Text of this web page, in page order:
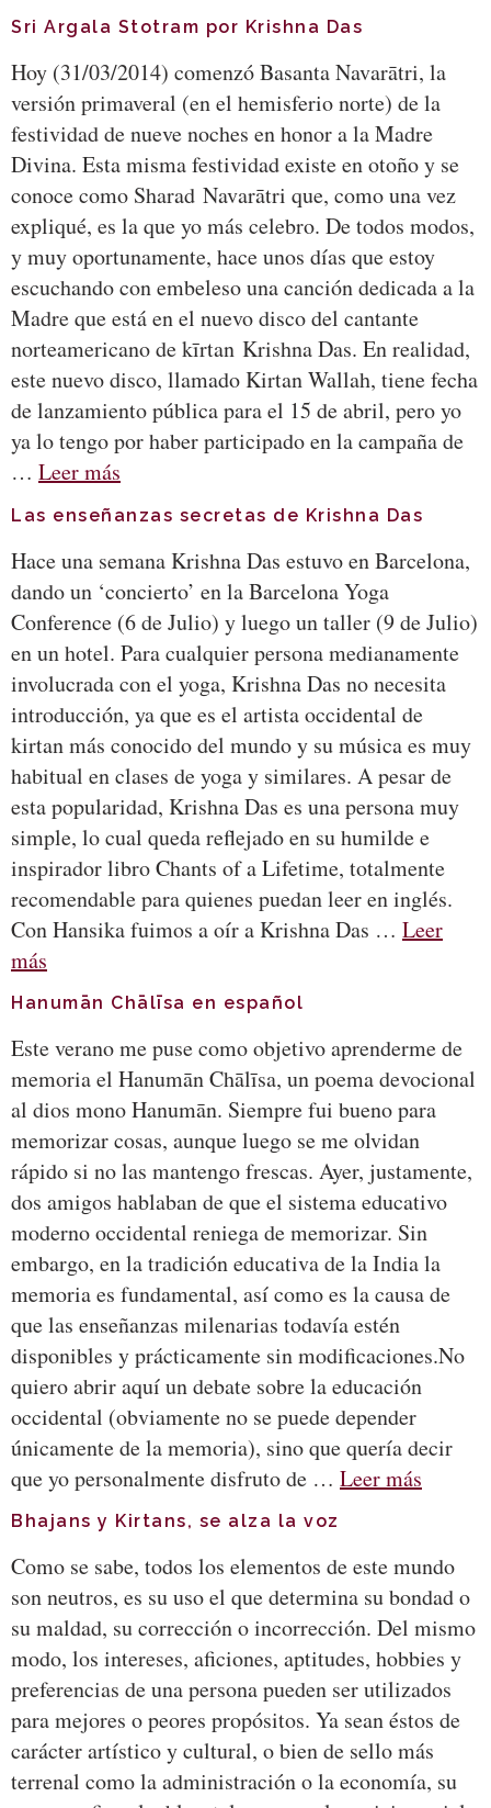
Sri Argala Stotram por Krishna Das
Hoy (31/03/2014) comenzó Basanta Navarātri, la
versión primaveral (en el hemisferio norte) de la
festividad de nueve noches en honor a la Madre
Divina. Esta misma festividad existe en otoño y se
conoce como Sharad Navarātri que, como una vez
expliqué, es la que yo más celebro. De todos modos,
y muy oportunamente, hace unos días que estoy
escuchando con embeleso una canción dedicada a la
Madre que está en el nuevo disco del cantante
norteamericano de kīrtan Krishna Das. En realidad,
este nuevo disco, llamado Kirtan Wallah, tiene fecha
de lanzamiento pública para el 15 de abril, pero yo
ya lo tengo por haber participado en la campaña de
… Leer más
Las enseñanzas secretas de Krishna Das
Hace una semana Krishna Das estuvo en Barcelona,
dando un ‘concierto’ en la Barcelona Yoga
Conference (6 de Julio) y luego un taller (9 de Julio)
en un hotel. Para cualquier persona medianamente
involucrada con el yoga, Krishna Das no necesita
introducción, ya que es el artista occidental de
kirtan más conocido del mundo y su música es muy
habitual en clases de yoga y similares. A pesar de
esta popularidad, Krishna Das es una persona muy
simple, lo cual queda reflejado en su humilde e
inspirador libro Chants of a Lifetime, totalmente
recomendable para quienes puedan leer en inglés.
Con Hansika fuimos a oír a Krishna Das … Leer
más
Hanumān Chālīsa en español
Este verano me puse como objetivo aprenderme de
memoria el Hanumān Chālīsa, un poema devocional
al dios mono Hanumān. Siempre fui bueno para
memorizar cosas, aunque luego se me olvidan
rápido si no las mantengo frescas. Ayer, justamente,
dos amigos hablaban de que el sistema educativo
moderno occidental reniega de memorizar. Sin
embargo, en la tradición educativa de la India la
memoria es fundamental, así como es la causa de
que las enseñanzas milenarias todavía estén
disponibles y prácticamente sin modificaciones.No
quiero abrir aquí un debate sobre la educación
occidental (obviamente no se puede depender
únicamente de la memoria), sino que quería decir
que yo personalmente disfruto de … Leer más
Bhajans y Kirtans, se alza la voz
Como se sabe, todos los elementos de este mundo
son neutros, es su uso el que determina su bondad o
su maldad, su corrección o incorrección. Del mismo
modo, los intereses, aficiones, aptitudes, hobbies y
preferencias de una persona pueden ser utilizados
para mejores o peores propósitos. Ya sean éstos de
carácter artístico y cultural, o bien de sello más
terrenal como la administración o la economía, su